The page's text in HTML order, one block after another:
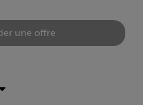
une offre